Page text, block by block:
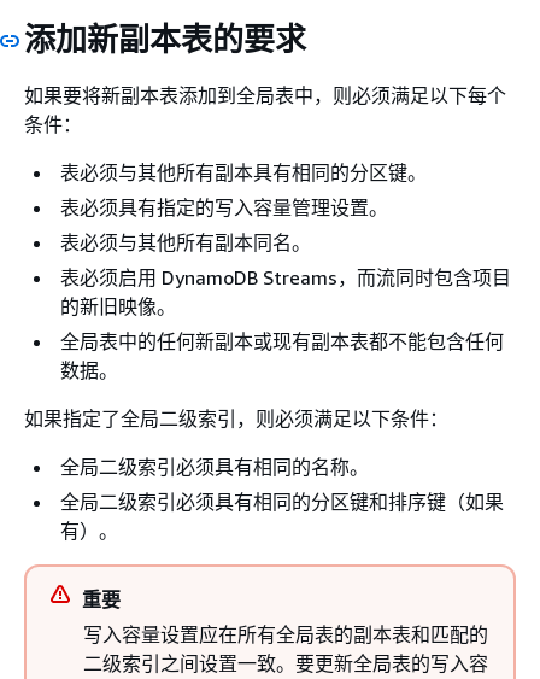
添加新副本表的要求
如果要将新副本表添加到全局表中，则必须满足以下每个
条件：
表必须与其他所有副本具有相同的分区键。
表必须具有指定的写入容量管理设置。
表必须与其他所有副本同名。
表必须启用 DynamoDB Streams，而流同时包含项目
的新旧映像。
全局表中的任何新副本或现有副本表都不能包含任何
数据。
如果指定了全局二级索引，则必须满足以下条件：
全局二级索引必须具有相同的名称。
全局二级索引必须具有相同的分区键和排序键（如果
有）。
重要
写入容量设置应在所有全局表的副本表和匹配的
二级索引之间设置一致。要更新全局表的写入容